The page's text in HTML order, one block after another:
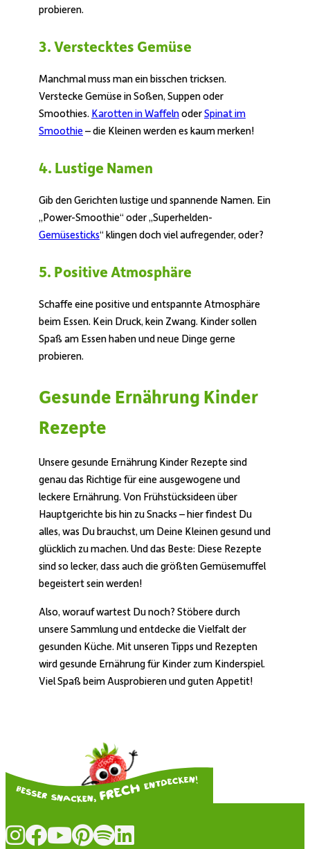
probieren.
3. Verstecktes Gemüse
Manchmal muss man ein bisschen tricksen.
Verstecke Gemüse in Soßen, Suppen oder
Smoothies. Karotten in WaffelnoderSpinat im
Smoothie– die Kleinen werden es kaum merken!
4. Lustige Namen
Gib den Gerichten lustige und spannende Namen. Ein
„Power-Smoothie“ oder „Superhelden-
Gemüsesticks“ klingen doch viel aufregender, oder?
5. Positive Atmosphäre
Schaffe eine positive und entspannte Atmosphäre
beim Essen. Kein Druck, kein Zwang. Kinder sollen
Spaß am Essen haben und neue Dinge gerne
probieren.
Gesunde Ernährung Kinder
Rezepte
Unsere gesunde Ernährung Kinder Rezepte sind
genau das Richtige für eine ausgewogene und
leckere Ernährung. Von Frühstücksideen über
Hauptgerichte bis hin zu Snacks – hier findest Du
alles, was Du brauchst, um Deine Kleinen gesund und
glücklich zu machen. Und das Beste: Diese Rezepte
sind so lecker, dass auch die größten Gemüsemuffel
begeistert sein werden!
Also, worauf wartest Du noch? Stöbere durch
unsere Sammlung und entdecke die Vielfalt der
gesunden Küche. Mit unseren Tipps und Rezepten
wird gesunde Ernährung für Kinder zum Kinderspiel.
Viel Spaß beim Ausprobieren und guten Appetit!